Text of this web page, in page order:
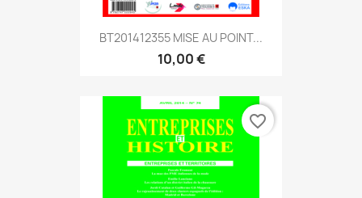
BT201412355 MISE AU POINT...
10,00 €
favorite_border